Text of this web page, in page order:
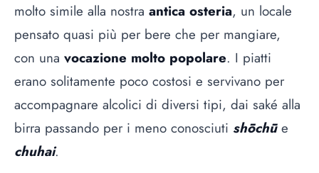
molto simile alla nostra antica osteria, un locale
pensato quasi più per bere che per mangiare,
con una vocazione molto popolare. I piatti
erano solitamente poco costosi e servivano per
accompagnare alcolici di diversi tipi, dai saké alla
birra passando per i meno conosciuti shōchūe
chuhai.